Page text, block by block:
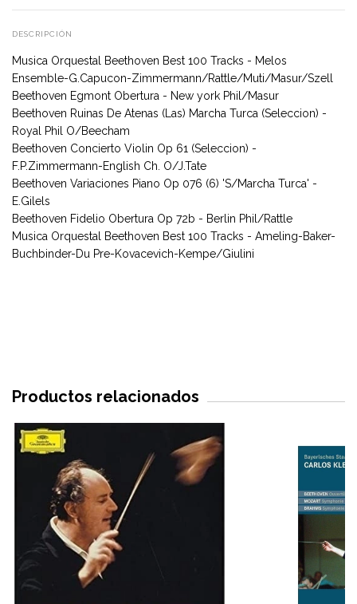
DESCRIPCIÓN
Musica Orquestal Beethoven Best 100 Tracks - Melos
Ensemble-G.Capucon-Zimmermann/Rattle/Muti/Masur/Szell
Beethoven Egmont Obertura - New york Phil/Masur
Beethoven Ruinas De Atenas (Las) Marcha Turca (Seleccion) -
Royal Phil O/Beecham
Beethoven Concierto Violin Op 61 (Seleccion) -
F.P.Zimmermann-English Ch. O/J.Tate
Beethoven Variaciones Piano Op 076 (6) 'S/Marcha Turca' -
E.Gilels
Beethoven Fidelio Obertura Op 72b - Berlin Phil/Rattle
Musica Orquestal Beethoven Best 100 Tracks - Ameling-Baker-
Buchbinder-Du Pre-Kovacevich-Kempe/Giulini
Productos relacionados